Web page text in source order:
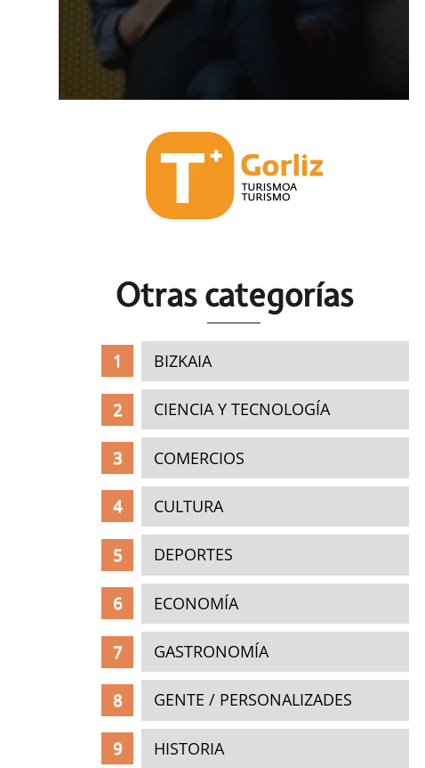
Otras categorías
BIZKAIA
CIENCIA Y TECNOLOGÍA
COMERCIOS
CULTURA
DEPORTES
ECONOMÍA
GASTRONOMÍA
GENTE / PERSONALIZADES
HISTORIA